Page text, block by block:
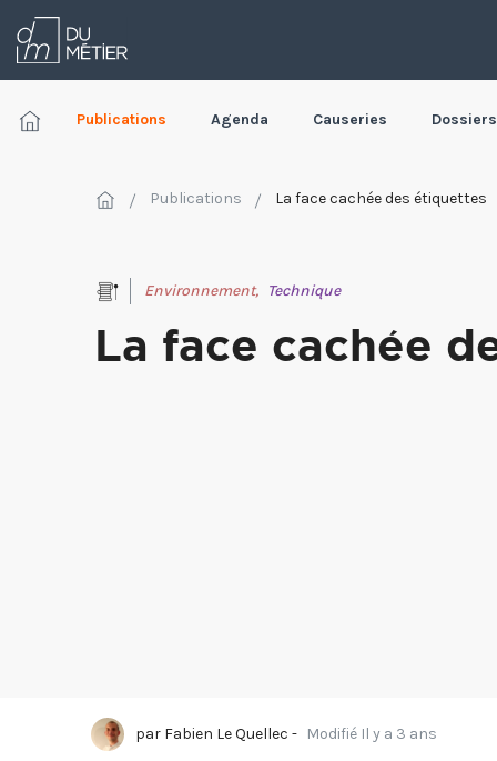
Publications Agenda Causeries Dossiers
Publications La face cachée des étiquettes
Environnement, Technique
La face cachée
par Fabien Le Quellec - Modifié Il y a 3 ans